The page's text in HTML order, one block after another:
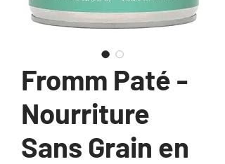
Fromm Paté -
Nourriture
Sans Grain en